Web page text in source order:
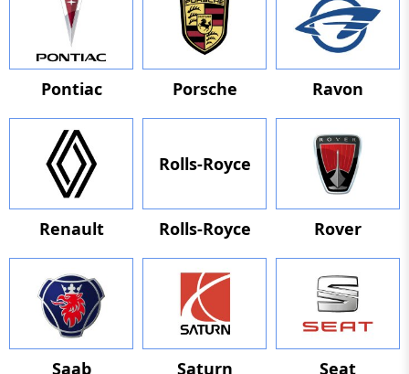
Pontiac Porsche Ravon
Renault
Rolls-Royce
Rolls-Royce Rover
Saab Saturn Seat